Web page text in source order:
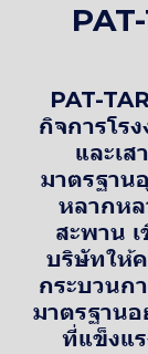
PAT-
กิจการโร
และเ
มาตรฐาน
หลากหล
สะพาน
บริษัทให้
กระบวนก
มาตรฐาน
ที่แข็งแ